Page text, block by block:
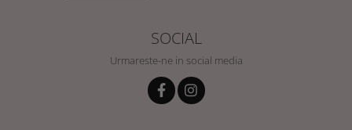
SOCIAL
Urmareste-ne in social media